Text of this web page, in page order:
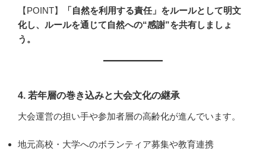
【POINT】
「自然を利用する責任」をルールとして明文
化し、ルールを通じて自然への“感謝”を共有しましょ
う。
4. 若年層の巻き込みと大会文化の継承
大会運営の担い手や参加者層の高齢化が進んでいます。
地元高校・大学へのボランティア募集や教育連携